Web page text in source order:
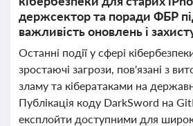
держсектор та поради ФБР
важливість оновлень і
Останні події у сфері
зростаючі загрози, пов'язані з
зламу та кібератаками на
Публікація коду DarkSword на
експлойти доступними для